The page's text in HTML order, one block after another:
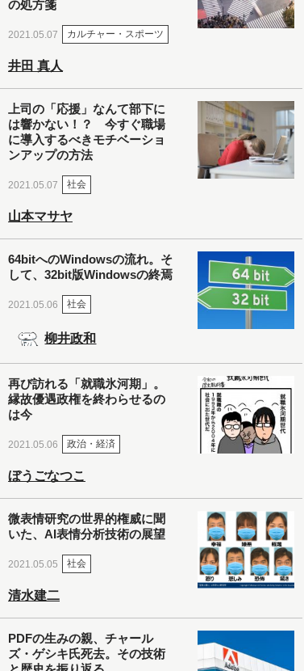
の処方箋
2021.05.07 カルチャー・スポーツ
井田 真人
上司の「応援」なんて部下に
は響かない！？ 今すぐ職場
に導入するべきモチベーショ
ンアップの方法
2021.05.07 社会
山本マサヤ
64bitへのWindowsの流れ。そ
して、32bit版Windowsの終焉
2021.05.06 社会
柳井政和
再び訪れる「就職氷河期」。
縁故優遇政権を終わらせるの
は今
2021.05.06 政治・経済
ぼうごなつこ
微表情研究の世界的権威に聞
いた、AI表情分析技術の展望
2021.05.05 社会
清水建二
PDFの生みの親、チャール
ズ・ゲシキ氏死去。その技術